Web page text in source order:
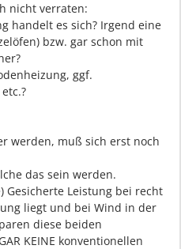
nicht verraten:
handelt es sich? Irgend eine
bzw. gar schon mit
ggf.
werden, muß sich erst noch
das sein werden.
Gesicherte Leistung bei recht
liegt und bei Wind in der
diese beiden
KEINE konventionellen